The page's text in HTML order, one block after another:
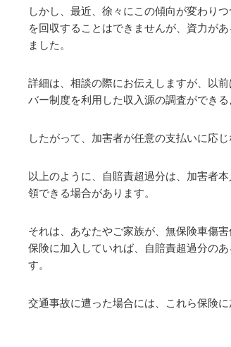
しかし、最近、徐々にこの傾向が変わり
を回収することはできませんが、資力が
ました。
詳細は、相談の際にお伝えしますが、以
バー制度を利用した収入源の調査ができる
したがって、加害者が任意の支払いに応
以上のように、自賠責超過分は、加害者
領できる場合があります。
それは、あなたやご家族が、無保険車傷
保険に加入していれば、自賠責超過分の
す。
交通事故に遭った場合には、これら保険